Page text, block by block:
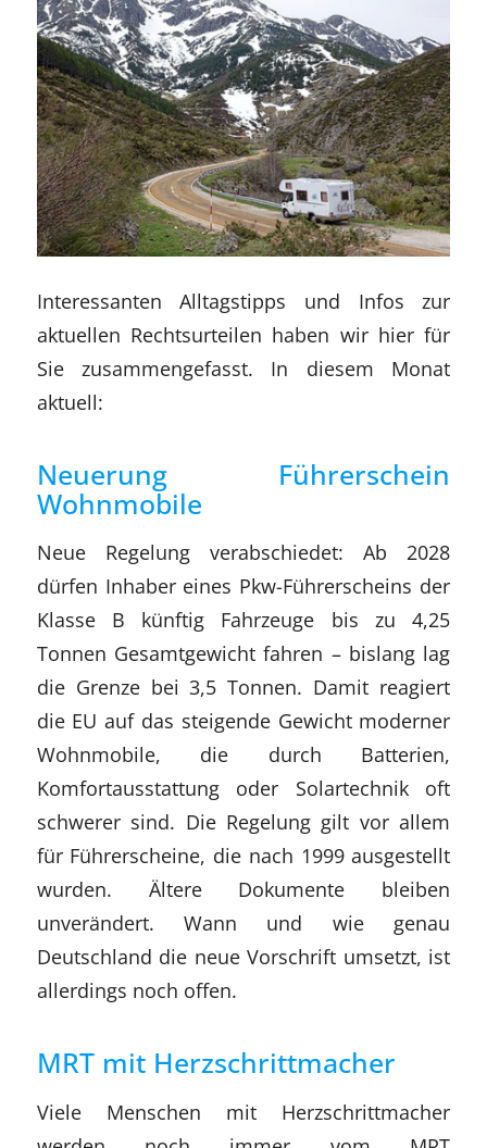
Interessanten Alltagstipps und Infos zur
aktuellen Rechtsurteilen haben wir hier für
Sie zusammengefasst. In diesem Monat
aktuell:
Neuerung Führerschein
Wohnmobile
Neue Regelung verabschiedet: Ab 2028
dürfen Inhaber eines Pkw-Führerscheins der
Klasse B künftig Fahrzeuge bis zu 4,25
Tonnen Gesamtgewicht fahren – bislang lag
die Grenze bei 3,5 Tonnen. Damit reagiert
die EU auf das steigende Gewicht moderner
Wohnmobile, die durch Batterien,
Komfortausstattung oder Solartechnik oft
schwerer sind. Die Regelung gilt vor allem
für Führerscheine, die nach 1999 ausgestellt
wurden. Ältere Dokumente bleiben
unverändert. Wann und wie genau
Deutschland die neue Vorschrift umsetzt, ist
allerdings noch offen.
MRT mit Herzschrittmacher
Viele Menschen mit Herzschrittmacher